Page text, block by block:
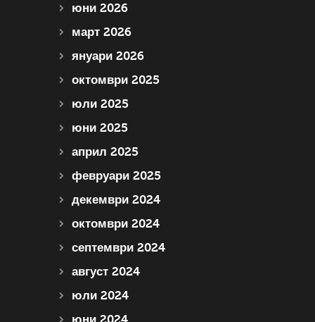
юни 2026
март 2026
януари 2026
октомври 2025
юли 2025
юни 2025
април 2025
февруари 2025
декември 2024
октомври 2024
септември 2024
август 2024
юли 2024
юни 2024